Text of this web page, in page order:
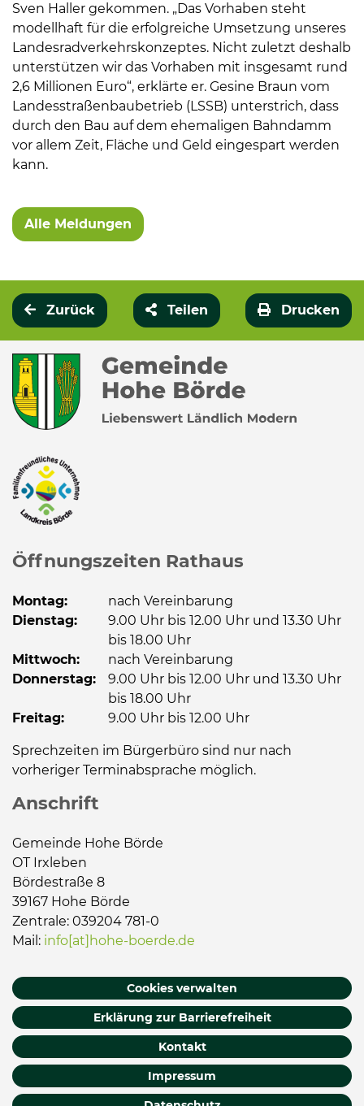
Sven Haller gekommen. „Das Vorhaben steht
modellhaft für die erfolgreiche Umsetzung unseres
Landesradverkehrskonzeptes. Nicht zuletzt deshalb
unterstützen wir das Vorhaben mit insgesamt rund
2,6 Millionen Euro“, erklärte er. Gesine Braun vom
Landesstraßenbaubetrieb (LSSB) unterstrich, dass
durch den Bau auf dem ehemaligen Bahndamm
vor allem Zeit, Fläche und Geld eingespart werden
kann.
Alle Meldungen
Zurück Teilen Drucken
Öffnungszeiten Rathaus
Montag:
nach Vereinbarung
Dienstag:
9.00 Uhr bis 12.00 Uhr und 13.30 Uhr
bis 18.00 Uhr
Mittwoch:
nach Vereinbarung
Donnerstag: 9.00 Uhr bis 12.00 Uhr und 13.30 Uhr
bis 18.00 Uhr
Freitag:
9.00 Uhr bis 12.00 Uhr
Sprechzeiten im Bürgerbüro sind nur nach
vorheriger Terminabsprache möglich.
Anschrift
Gemeinde Hohe Börde
OT Irxleben
Bördestraße 8
39167 Hohe Börde
Zentrale: 039204 781-0
Mail: info[at]hohe-boerde.de
Cookies verwalten
Erklärung zur Barrierefreiheit
Kontakt
Impressum